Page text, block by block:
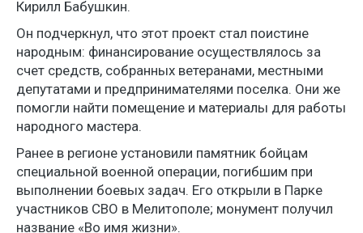
Кирилл Бабушкин.
Он подчеркнул, что этот проект стал поистине
народным: финансирование осуществлялось за
счет средств, собранных ветеранами, местными
депутатами и предпринимателями поселка. Они же
помогли найти помещение и материалы для работы
народного мастера.
Ранее в регионе установили памятник бойцам
специальной военной операции, погибшим при
выполнении боевых задач. Его открыли в Парке
участников СВО в Мелитополе; монумент получил
название «Во имя жизни».